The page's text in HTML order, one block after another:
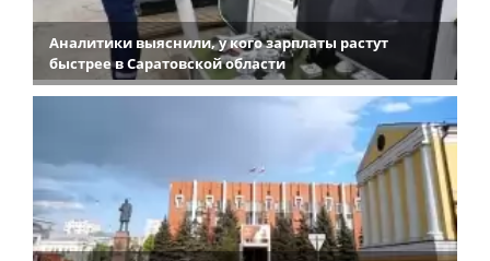
Аналитики выяснили, у кого зарплаты растут
быстрее в Саратовской области